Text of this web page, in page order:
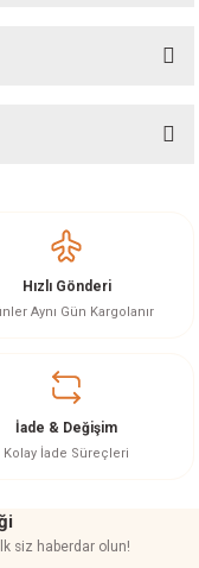
Hızlı Gönderi
Aynı Gün Kargolanır
İade & Değişim
Kolay İade Süreçleri
siz haberdar olun!